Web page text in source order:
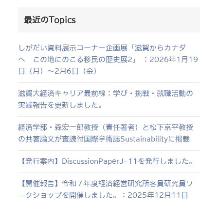
最近のTopics
しがだい資料展示コーナー企画展「滋賀からカナダ
へ この地にのこる移民の歴史展2」 ：2026年1月19
日（月）～2月6日（金）
滋賀大経済キャリア最前線：学び・挑戦・就職活動の
実践報告を更新しました。
経済学部・森宏一郎教授（責任著者）と松下京平教授
の共著論文が査読付国際学術誌Sustainabilityに掲載
【発行案内】DiscussionPaperJ-11を発行しました。
【開催報告】令和７年度経済経営研究所客員研究員ワ
ークショップを開催しました。：2025年12月11日